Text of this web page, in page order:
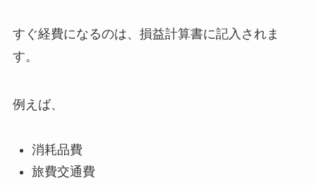
すぐ経費になるのは、損益計算書に記入されま
す。
例えば、
消耗品費
旅費交通費